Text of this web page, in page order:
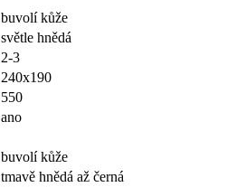
buvolí kůže
světle hnědá
2-3
240x190
550
ano
buvolí kůže
tmavě hnědá až černá